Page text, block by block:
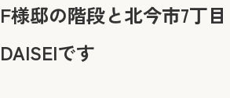
F様邸の階段と北今市7丁
DAISEIです